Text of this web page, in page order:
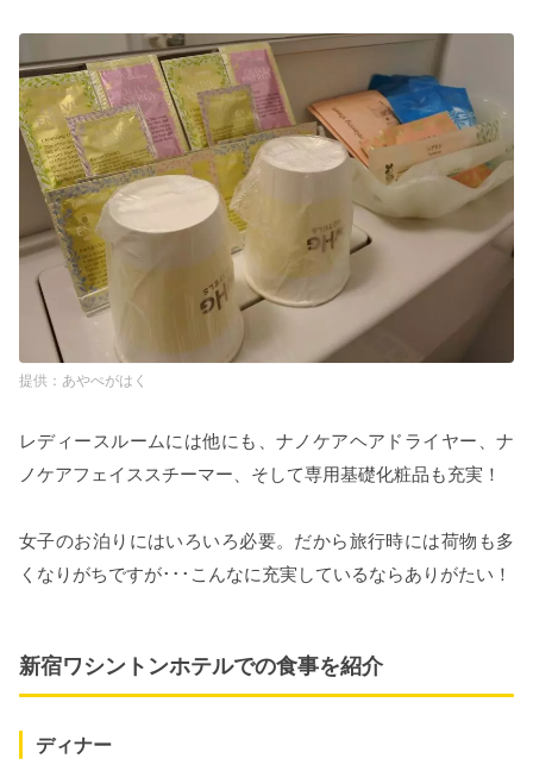
あやぺがはく
レディースルームには他にも、ナノケアヘアドライヤー、ナ
ノケアフェイススチーマー、そして専用基礎化粧品も充実！
女子のお泊りにはいろいろ必要。だから旅行時には荷物も多
くなりがちですが･･･こんなに充実しているならありがたい！
新宿ワシントンホテルでの食事を紹介
ディナー